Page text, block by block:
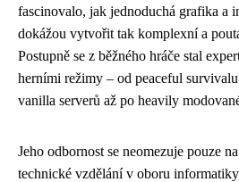
fascinovalo, jak jednoduchá grafika a
dokážou vytvořit tak komplexní a
Postupně se z běžného hráče stal
herními režimy – od peaceful
vanilla serverů až po heavily
Jeho odbornost se neomezuje pouze
technické vzdělání v oboru